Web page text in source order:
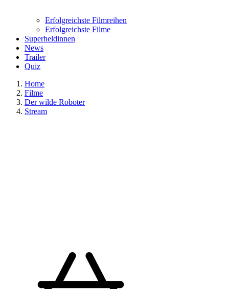
Erfolgreichste Filmreihen
Erfolgreichste Filme
Superheldinnen
News
Trailer
Quiz
Home
Filme
Der wilde Roboter
Stream